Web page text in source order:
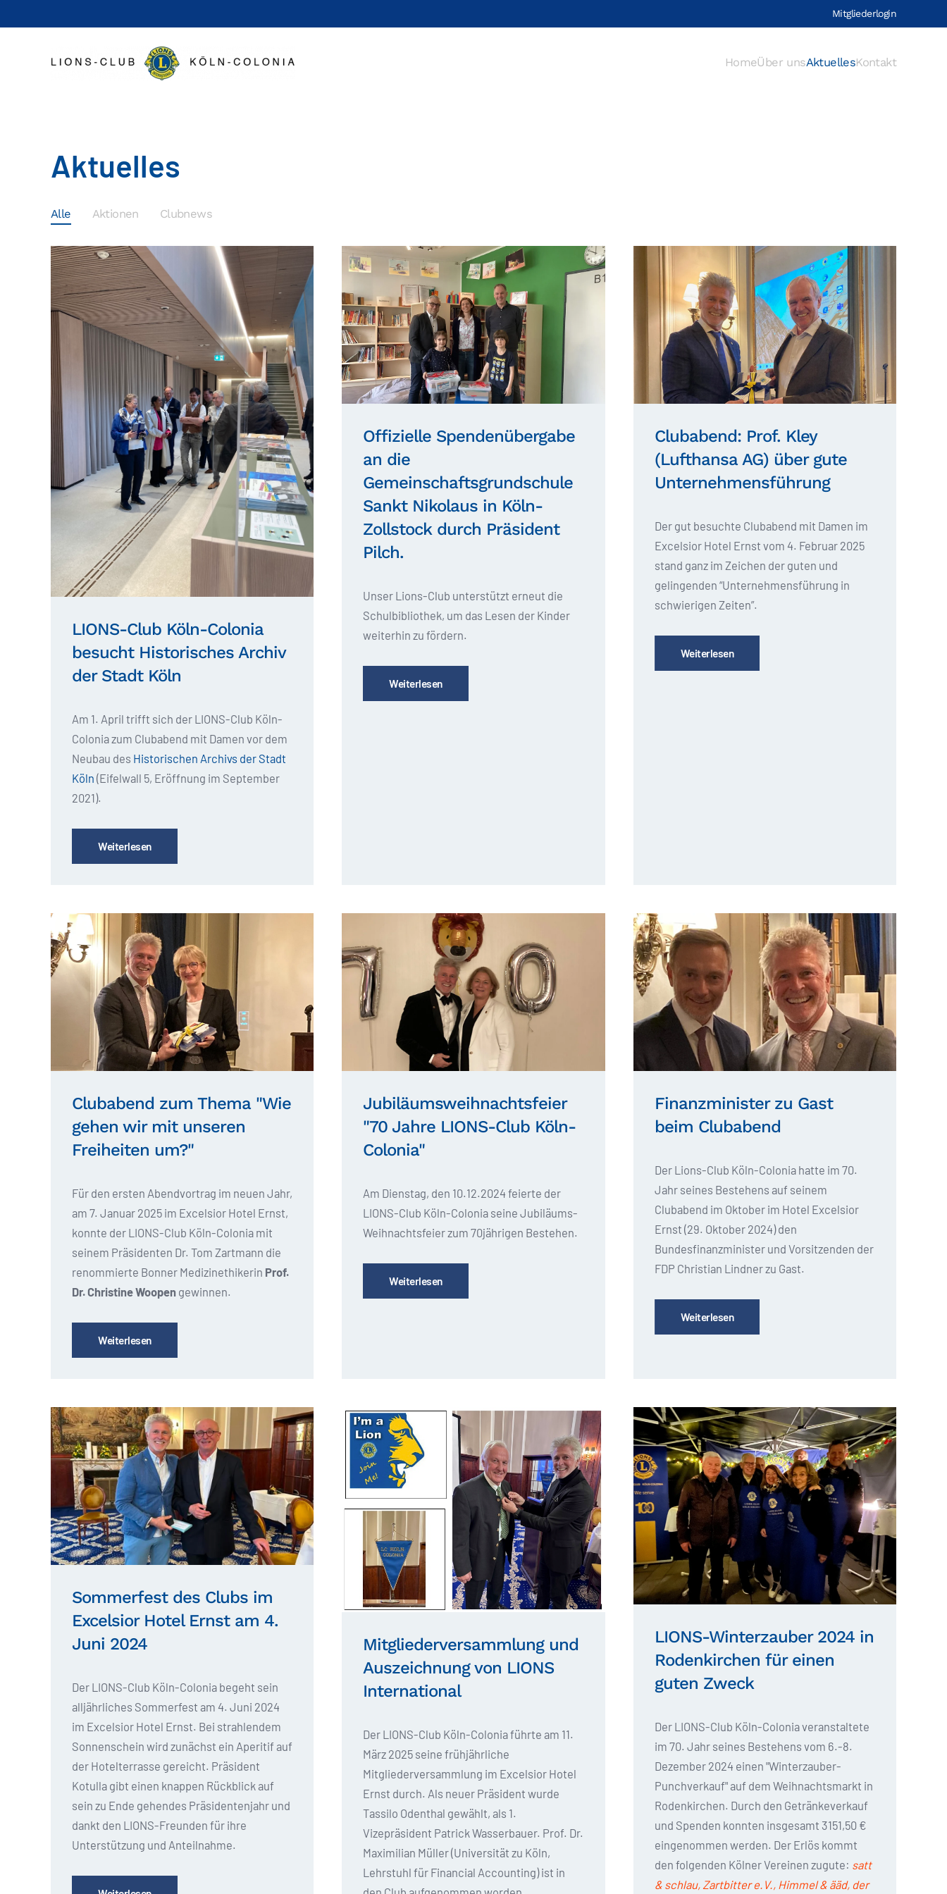
Mitgliederlogin
HomeÜber unsAktuellesKontakt
Aktuelles
Alle Aktionen Clubnews
LIONS-Club Köln-Colonia
besucht Historisches Archiv
der Stadt Köln
Am 1. April trifft sich der LIONS-Club Köln-
Colonia zum Clubabend mit Damen vor dem
Neubau des Historischen Archivs der Stadt
Köln (Eifelwall 5, Eröffnung im September
2021).
Weiterlesen
Offizielle Spendenübergabe
an die
Gemeinschaftsgrundschule
Sankt Nikolaus in Köln-
Zollstock durch Präsident
Pilch.
Unser Lions-Club unterstützt erneut die
Schulbibliothek, um das Lesen der Kinder
weiterhin zu fördern.
Weiterlesen
Clubabend: Prof. Kley
(Lufthansa AG) über gute
Unternehmensführung
Der gut besuchte Clubabend mit Damen im
Excelsior Hotel Ernst vom 4. Februar 2025
stand ganz im Zeichen der guten und
gelingenden “Unternehmensführung in
schwierigen Zeiten”.
Weiterlesen
Clubabend zum Thema "Wie
gehen wir mit unseren
Freiheiten um?"
Für den ersten Abendvortrag im neuen Jahr,
am 7. Januar 2025 im Excelsior Hotel Ernst,
konnte der LIONS-Club Köln-Colonia mit
seinem Präsidenten Dr. Tom Zartmann die
renommierte Bonner Medizinethikerin Prof.
Dr. Christine Woopen gewinnen.
Weiterlesen
Jubiläumsweihnachtsfeier
"70 Jahre LIONS-Club Köln-
Colonia"
Am Dienstag, den 10.12.2024 feierte der
LIONS-Club Köln-Colonia seine Jubiläums-
Weihnachtsfeier zum 70jährigen Bestehen.
Weiterlesen
Finanzminister zu Gast
beim Clubabend
Der Lions-Club Köln-Colonia hatte im 70.
Jahr seines Bestehens auf seinem
Clubabend im Oktober im Hotel Excelsior
Ernst (29. Oktober 2024) den
Bundesfinanzminister und Vorsitzenden der
FDP Christian Lindner zu Gast.
Weiterlesen
Sommerfest des Clubs im
Excelsior Hotel Ernst am 4.
Juni 2024
Der LIONS-Club Köln-Colonia begeht sein
alljährliches Sommerfest am 4. Juni 2024
im Excelsior Hotel Ernst. Bei strahlendem
Sonnenschein wird zunächst ein Aperitif auf
der Hotelterrasse gereicht. Präsident
Kotulla gibt einen knappen Rückblick auf
sein zu Ende gehendes Präsidentenjahr und
dankt den LIONS-Freunden für ihre
Unterstützung und Anteilnahme.
Mitgliederversammlung und
Auszeichnung von LIONS
International
Der LIONS-Club Köln-Colonia führte am 11.
März 2025 seine frühjährliche
Mitgliederversammlung im Excelsior Hotel
Ernst durch. Als neuer Präsident wurde
Tassilo Odenthal gewählt, als 1.
Vizepräsident Patrick Wasserbauer. Prof. Dr.
Maximilian Müller (Universität zu Köln,
Lehrstuhl für Financial Accounting) ist in
LIONS-Winterzauber 2024 in
Rodenkirchen für einen
guten Zweck
Der LIONS-Club Köln-Colonia veranstaltete
im 70. Jahr seines Bestehens vom 6.-8.
Dezember 2024 einen "Winterzauber-
Punchverkauf" auf dem Weihnachtsmarkt in
Rodenkirchen. Durch den Getränkeverkauf
und Spenden konnten insgesamt 3151,50 €
eingenommen werden. Der Erlös kommt
den folgenden Kölner Vereinen zugute: satt
& schlau, Zartbitter e.V., Himmel & ääd, der